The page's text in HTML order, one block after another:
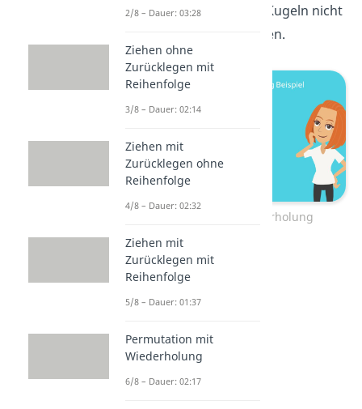
grünen und die 4 blauen Kugeln nicht
voneinander unterscheiden.
Permutation mit Wiederholung
2/8 – Dauer: 03:28
Ziehen ohne
Zurücklegen mit
Reihenfolge
3/8 – Dauer: 02:14
Ziehen mit
Zurücklegen ohne
Reihenfolge
4/8 – Dauer: 02:32
Ziehen mit
Zurücklegen mit
Reihenfolge
5/8 – Dauer: 01:37
Permutation mit
Wiederholung
6/8 – Dauer: 02:17